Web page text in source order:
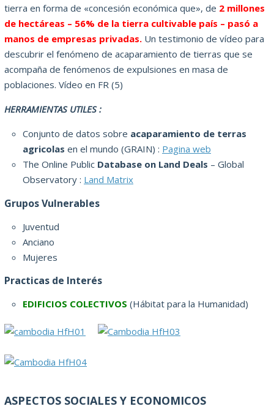
tierra en forma de «concesión económica que», de 2 millones
de hectáreas – 56% de la tierra cultivable país – pasó a
manos de empresas privadas. Un testimonio de vídeo para
descubrir el fenómeno de acaparamiento de tierras que se
acompaña de fenómenos de expulsiones en masa de
poblaciones. Vídeo en FR (5)
HERRAMIENTAS UTILES :
Conjunto de datos sobre acaparamiento de terras
agricolas en el mundo (GRAIN) : Pagina web
The Online Public Database on Land Deals – Global
Observatory : Land Matrix
Grupos Vulnerables
Juventud
Anciano
Mujeres
Practicas de Interés
EDIFICIOS COLECTIVOS (Hábitat para la Humanidad)
ASPECTOS SOCIALES Y ECONOMICOS